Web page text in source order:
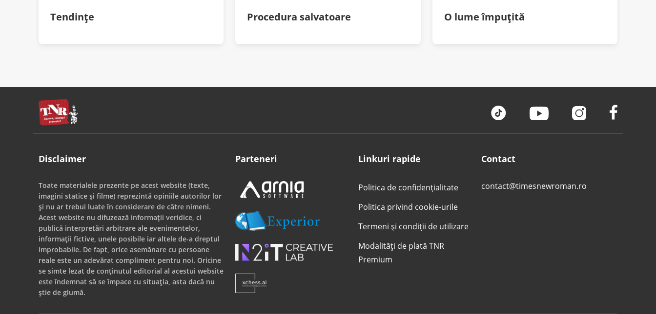
Tendinţe Procedura salvatoare O lume împuţită
Disclaimer
Toate materialele prezente pe acest website (texte,
imagini statice și filme) reprezintă opiniile autorilor lor
și nu ar trebui luate în considerare de către nimeni.
Acest website nu difuzează informații veridice, ci
publică interpretări arbitrare ale evenimentelor,
informații fictive, unele posibile iar altele de-a dreptul
improbabile. De fapt, orice asemănare cu persoane
reale este un adevărat compliment pentru noi. Oricine
se simte lezat de conținutul editorial al acestui website
este îndemnat să se împace cu situația, asta dacă nu
știe de glumă.
Parteneri Linkuri rapide
Politica de confidențialitate
Politica privind cookie-urile
Termeni și condiții de utilizare
Modalități de plată TNR
Premium
Contact
contact@timesnewroman.ro